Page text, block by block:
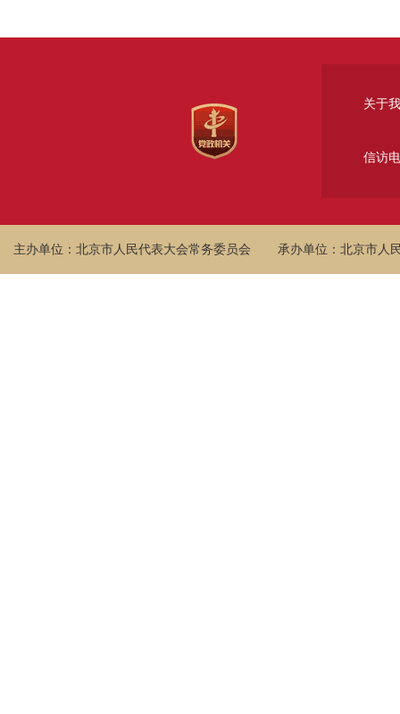
关于
信访
主办单位：北京市人民代表大会常务委员会 承办单位：北京市人